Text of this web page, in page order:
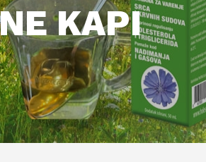
KAPI